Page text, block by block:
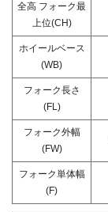
全高 フォーク最
上位(CH)
ホイールベース
(WB)
フォーク長さ
(FL)
フォーク外幅
(FW)
フォーク単体幅
(F)